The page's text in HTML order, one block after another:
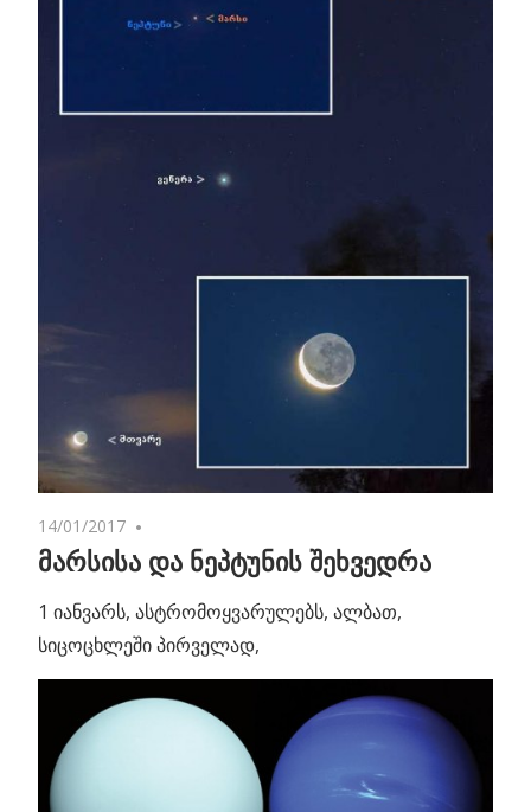
14/01/2017
მარსისა და ნეპტუნის შეხვედრა
1 იანვარს, ასტრომოყვარულებს, ალბათ,
სიცოცხლეში პირველად,